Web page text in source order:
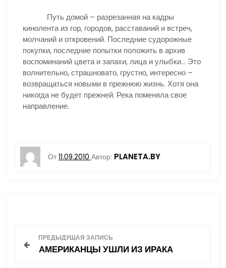
Путь домой – разрезанная на кадры
кинолента из гор, городов, расставаний и встреч,
молчаний и откровений. Последние судорожные
покупки, последние попытки положить в архив
воспоминаний цвета и запахи, лица и улыбки… Это
волнительно, страшновато, грустно, интересно –
возвращаться новыми в прежнюю жизнь. Хотя она
никогда не будет прежней. Река поменяла свое
направление.
От 11.09.2010 Автор: PLANETA.BY
ПРЕДЫДУЩАЯ ЗАПИСЬ
АМЕРИКАНЦЫ УШЛИ ИЗ ИРАКА